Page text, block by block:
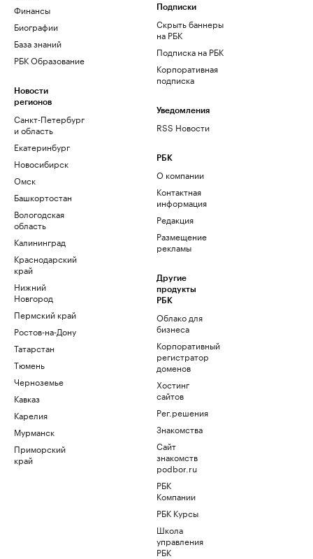
Финансы
Биографии
База знаний
РБК Образование
Новости
регионов
Санкт-Петербург
и область
Екатеринбург
Новосибирск
Омск
Башкортостан
Вологодская
область
Калининград
Краснодарский
край
Нижний
Новгород
Пермский край
Ростов-на-Дону
Татарстан
Тюмень
Черноземье
Кавказ
Карелия
Мурманск
Приморский
край
Подписки
Скрыть баннеры
на РБК
Подписка на РБК
Корпоративная
подписка
Уведомления
RSS Новости
РБК
О компании
Контактная
информация
Редакция
Размещение
рекламы
Другие
продукты
РБК
Облако для
бизнеса
Корпоративный
регистратор
доменов
Хостинг
сайтов
Рег.решения
Знакомства
Сайт
знакомств
podbor.ru
РБК
Компании
РБК Курсы
Школа
управления
РБК